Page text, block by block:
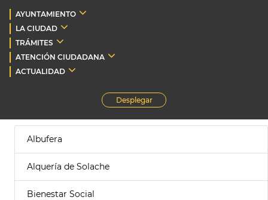
AYUNTAMIENTO
LA CIUDAD
TRÁMITES
ATENCIÓN CIUDADANA
ACTUALIDAD
Desplegar
Albufera
Alquería de Solache
Bienestar Social